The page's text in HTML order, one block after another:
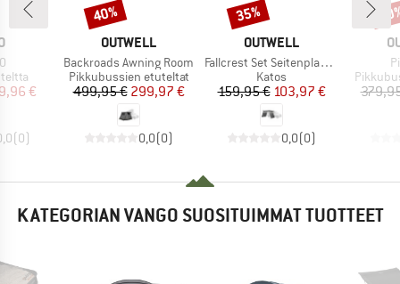
hinta
€
(0)
MERKKI
OUTWELL
Tuote
Backroads Awning Room
Tuoteryhmä
Pikkubussien etuteltat
Hinta
499,95 €Alennettu hinta
299,97 €
0,0(0)
Alennus
40%
MERKKI
OUTWELL
Tuote
Fallcrest Set Seitenplanen
Tuoteryhmä
Katos
Hinta
159,95 €Alennettu hinta
103,97 €
0,0(0)
Alennus
35%
KATEGORIAN VANGO SUOSITUIMMAT TUOTTEET